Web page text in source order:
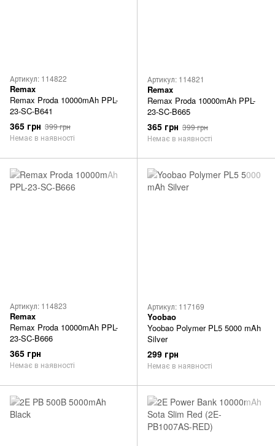
Артикул: 114822
Remax
Remax Proda 10000mAh PPL-
23-SC-B641
365 грн 399 грн
Немає в наявності
Артикул: 114821
Remax
Remax Proda 10000mAh PPL-
23-SC-B665
365 грн 399 грн
Немає в наявності
Артикул: 114823
Remax
Remax Proda 10000mAh PPL-
23-SC-B666
365 грн
Немає в наявності
Артикул: 117169
Yoobao
Yoobao Polymer PL5 5000 mAh
Silver
299 грн
Немає в наявності